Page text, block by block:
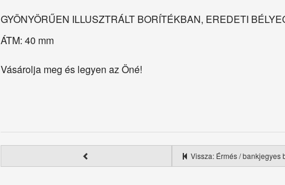
GYÖNYÖRŰEN ILLUSZTRÁLT BORÍTÉKBAN, EREDETI
ÁTM: 40 mm
Vásárolja meg és legyen az Öné!
Vissza: Érmés / bankjegyes